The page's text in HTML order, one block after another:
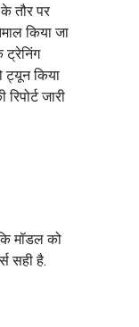
तौर पर
किया जा
ट्यून किया
जारी
मॉडल को
सही है.